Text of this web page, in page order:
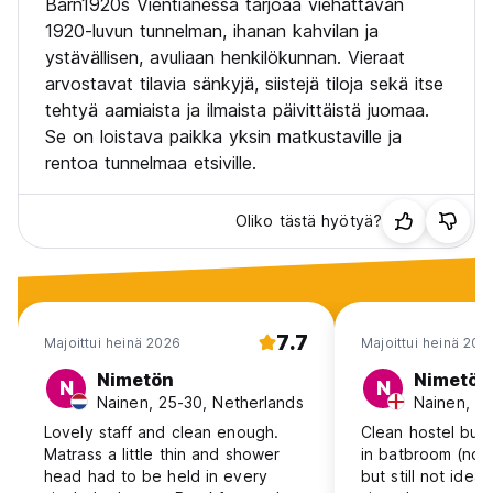
Barn1920s Vientianessa tarjoaa viehättävän
1920-luvun tunnelman, ihanan kahvilan ja
ystävällisen, avuliaan henkilökunnan. Vieraat
arvostavat tilavia sänkyjä, siistejä tiloja sekä itse
tehtyä aamiaista ja ilmaista päivittäistä juomaa.
Se on loistava paikka yksin matkustaville ja
rentoa tunnelmaa etsiville.
Oliko tästä hyötyä?
Majoittui heinä 2026 7.7
N Nimetön
Nainen, 25-30, Netherlands
Lovely staff and clean enough.
Matrass a little thin and shower
head had to be held in every
Majoittui heinä
N Nimetön
Nainen,
Clean hostel
in batbroom
but still not